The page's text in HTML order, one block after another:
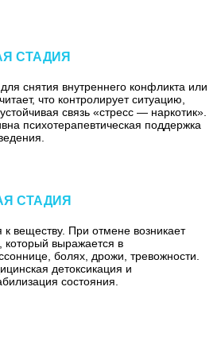
СТАДИЯ
снятия внутреннего конфликта или
что контролирует ситуацию,
связь «стресс — наркотик».
психотерапевтическая поддержка
СТАДИЯ
к веществу. При отмене возникает
выражается в
болях, дрожи, тревожности.
детоксикация и
состояния.